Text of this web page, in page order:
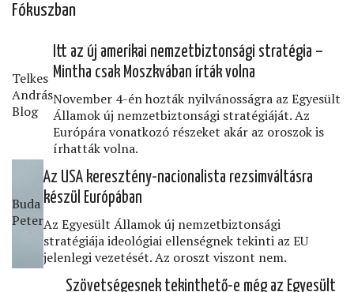
Fókuszban
Telkes
András
Blog
Itt az új amerikai nemzetbiztonsági stratégia –
Mintha csak Moszkvában írták volna
November 4-én hozták nyilvánosságra az Egyesült
Államok új nemzetbiztonsági stratégiáját. Az
Európára vonatkozó részeket akár az oroszok is
írhatták volna.
Buda
Peter
Az USA keresztény-nacionalista rezsimváltásra
készül Európában
Az Egyesült Államok új nemzetbiztonsági
stratégiája ideológiai ellenségnek tekinti az EU
jelenlegi vezetését. Az oroszt viszont nem.
Szövetségesnek tekinthető-e még az Egyesült